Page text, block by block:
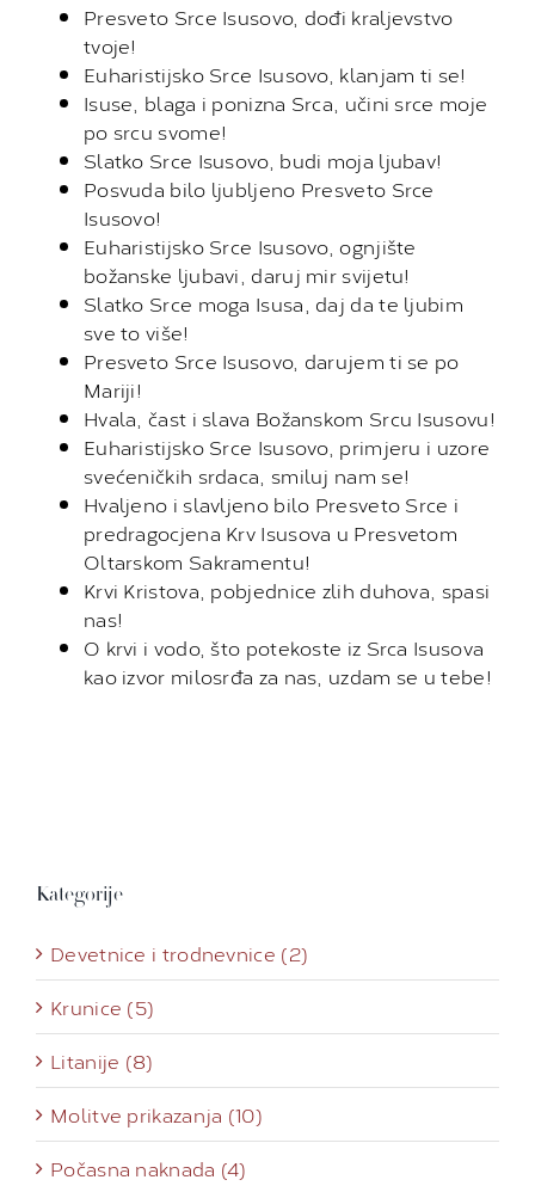
Presveto Srce Isusovo, dođi kraljevstvo
tvoje!
Euharistijsko Srce Isusovo, klanjam ti se!
Isuse, blaga i ponizna Srca, učini srce moje
po srcu svome!
Slatko Srce Isusovo, budi moja ljubav!
Posvuda bilo ljubljeno Presveto Srce
Isusovo!
Euharistijsko Srce Isusovo, ognjište
božanske ljubavi, daruj mir svijetu!
Slatko Srce moga Isusa, daj da te ljubim
sve to više!
Presveto Srce Isusovo, darujem ti se po
Mariji!
Hvala, čast i slava Božanskom Srcu Isusovu!
Euharistijsko Srce Isusovo, primjeru i uzore
svećeničkih srdaca, smiluj nam se!
Hvaljeno i slavljeno bilo Presveto Srce i
predragocjena Krv Isusova u Presvetom
Oltarskom Sakramentu!
Krvi Kristova, pobjednice zlih duhova, spasi
nas!
O krvi i vodo, što potekoste iz Srca Isusova
kao izvor milosrđa za nas, uzdam se u tebe!
Kategorije
Devetnice i trodnevnice (2)
Krunice (5)
Litanije (8)
Molitve prikazanja (10)
Počasna naknada (4)